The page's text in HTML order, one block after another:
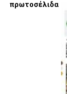
πρωτοσέλιδα